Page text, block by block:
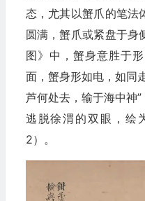
态，尤其以蟹爪的笔法
圆满，蟹爪或紧盘于身
图》中，蟹身意胜于
面，蟹身形如电，如同
芦何处去，输于海中神
逃脱徐渭的双眼，绘
2）。